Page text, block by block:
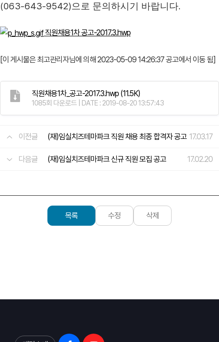
(063-643-9542)으로 문의하시기 바랍니다.
직원채용1차 공고-2017.3.hwp
[이 게시물은 최고관리자님에 의해 2023-05-09 14:26:37 공고에서 이동 됨]
직원채용1차_공고-2017.3.hwp (11.5K)
1085회 다운로드 | DATE : 2019-08-20 13:57:43
이전글 (재)임실치즈테마파크 직원 채용 최종 합격자 공고 17.03.17
다음글 (재)임실치즈테마파크 신규 직원 모집 공고 17.02.20
목록 수정 삭제